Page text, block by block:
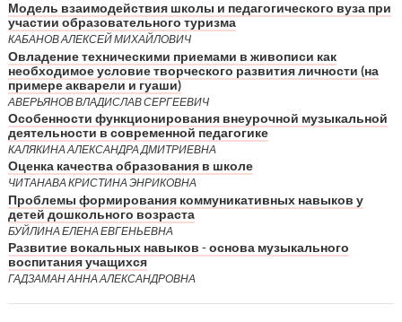
Модель взаимодействия школы и педагогического вуза при
участии образовательного туризма
КАБАНОВ АЛЕКСЕЙ МИХАЙЛОВИЧ
Овладение техническими приемами в живописи как
необходимое условие творческого развития личности (на
примере акварели и гуаши)
АВЕРЬЯНОВ ВЛАДИСЛАВ СЕРГЕЕВИЧ
Особенности функционирования внеурочной музыкальной
деятельности в современной педагогике
КАЛЯКИНА АЛЕКСАНДРА ДМИТРИЕВНА
Оценка качества образования в школе
ЧИТАНАВА КРИСТИНА ЭНРИКОВНА
Проблемы формирования коммуникативных навыков у
детей дошкольного возраста
БУЙЛИНА ЕЛЕНА ЕВГЕНЬЕВНА
Развитие вокальных навыков - основа музыкального
воспитания учащихся
ГАДЗАМАН АННА АЛЕКСАНДРОВНА